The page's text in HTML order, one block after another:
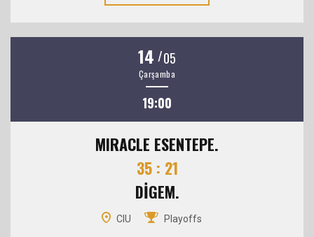
14 /05
Çarşamba
19:00
MIRACLE ESENTEPE.
35 : 21
DİGEM.
CIU Playoffs